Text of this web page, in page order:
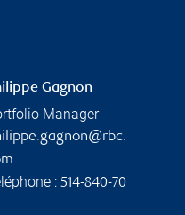
Gagnon
Manager
: 514-840-70